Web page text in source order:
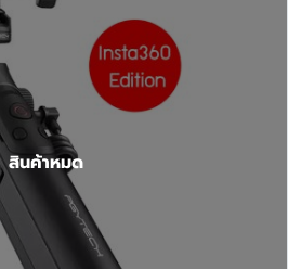
สินค้าหมด